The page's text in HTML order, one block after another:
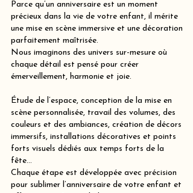
Parce qu’un anniversaire est un moment
précieux dans la vie de votre enfant, il mérite
une mise en scène immersive et une décoration
parfaitement maîtrisée.
Nous imaginons des univers sur-mesure où
chaque détail est pensé pour créer
émerveillement, harmonie et joie.
Étude de l’espace, conception de la mise en
scène personnalisée, travail des volumes, des
couleurs et des ambiances, création de décors
immersifs, installations décoratives et points
forts visuels dédiés aux temps forts de la
fête…
Chaque étape est développée avec précision
pour sublimer l’anniversaire de votre enfant et